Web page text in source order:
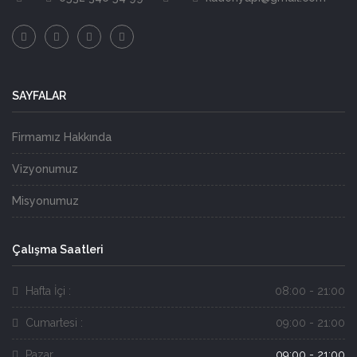
SAYFALAR
Firmamız Hakkında
Vizyonumuz
Misyonumuz
Çalışma Saatleri
Hafta İçi : 08:00 - 21:00
Cumartesi : 09:00 - 21:00